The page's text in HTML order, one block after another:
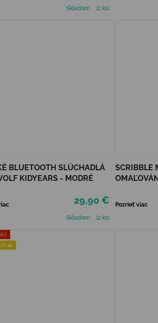
Skladom
(2 ks)
BLUETOOTH SLÚCHADLÁ
KIDYEARS - MODRÉ
29,90 €
Skladom
(2 ks)
SCRIBBLE
Pozrieť viac
🌊